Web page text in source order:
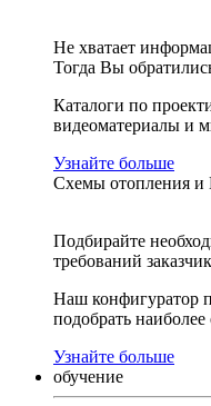
Не хватает
Тогда Вы
Каталоги по
видеоматериалы и
Узнайте больше
Схемы отопления
Подбирайте
требований
Наш конфигуратор
подобрать
Узнайте больше
обучение